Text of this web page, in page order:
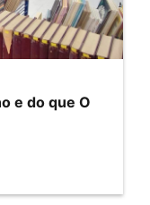
e do que O